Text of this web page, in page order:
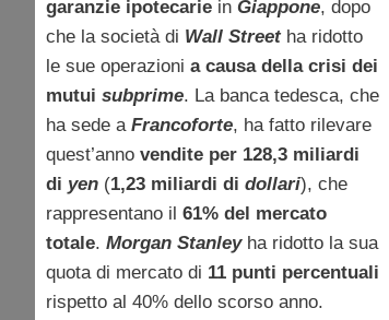
garanzie ipotecarie in Giappone, dopo
che la società di Wall Streetha ridotto
le sue operazioni a causa della crisi dei
mutui subprime. La banca tedesca, che
ha sede a Francoforte, ha fatto rilevare
quest’anno vendite per 128,3 miliardi
di yen (1,23 miliardi di dollari), che
rappresentano il 61% del mercato
totale. Morgan Stanleyha ridotto la sua
quota di mercato di 11 punti percentuali
rispetto al 40% dello scorso anno.